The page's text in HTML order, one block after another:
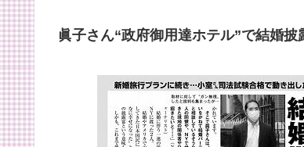
眞子さん“政府御用達ホテル”で結婚